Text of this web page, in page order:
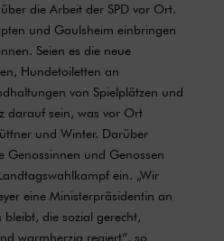
die Arbeit der SPD vor Ort.
und Gaulsheim einbringen
Seien es die neue
Hundetoiletten an
von Spielplätzen und
darauf sein, was vor Ort
und Winter. Darüber
Genossinnen und Genossen
ein. „Wir
eine Ministerpräsidentin an
bleibt, die sozial gerecht,
warmherzig regiert“, so